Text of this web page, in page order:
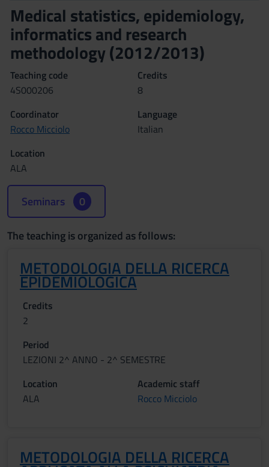
Medical statistics, epidemiology,
informatics and research
methodology (2012/2013)
Teaching code
4S000206
Credits
8
Coordinator
Rocco Micciolo
Language
Italian
Location
ALA
Seminars 0
The teaching is organized as follows:
METODOLOGIA DELLA RICERCA
EPIDEMIOLOGICA
Credits
2
Period
LEZIONI 2^ ANNO - 2^ SEMESTRE
Location
ALA
Academic staff
Rocco Micciolo
METODOLOGIA DELLA RICERCA